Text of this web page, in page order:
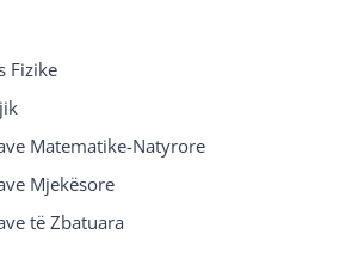
Fizike
Matematike-Natyrore
Mjekësore
të Zbatuara